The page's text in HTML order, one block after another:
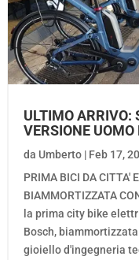
ULTIMO ARRIVO:
VERSIONE UOMO
da Umberto| Feb 17,
PRIMA BICI DA CITTA'
BIAMMORTIZZATA
la prima city bike
Bosch,
gioiello d'ingegneria